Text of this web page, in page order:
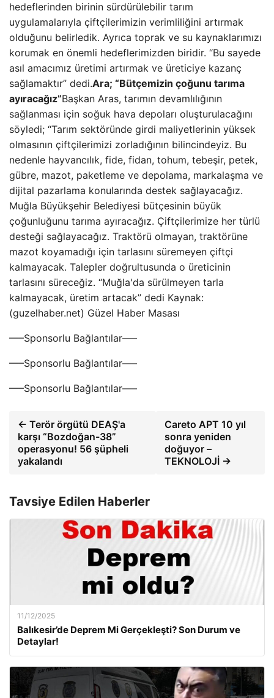
hedeflerinden birinin sürdürülebilir tarım
uygulamalarıyla çiftçilerimizin verimliliğini artırmak
olduğunu belirledik. Ayrıca toprak ve su kaynaklarımızı
korumak en önemli hedeflerimizden biridir. “Bu sayede
asıl amacımız üretimi artırmak ve üreticiye kazanç
sağlamaktır” dedi.Ara; “Bütçemizin çoğunu tarıma
ayıracağız”Başkan Aras, tarımın devamlılığının
sağlanması için soğuk hava depoları oluşturulacağını
söyledi; “Tarım sektöründe girdi maliyetlerinin yüksek
olmasının çiftçilerimizi zorladığının bilincindeyiz. Bu
nedenle hayvancılık, fide, fidan, tohum, tebeşir, petek,
gübre, mazot, paketleme ve depolama, markalaşma ve
dijital pazarlama konularında destek sağlayacağız.
Muğla Büyükşehir Belediyesi bütçesinin büyük
çoğunluğunu tarıma ayıracağız. Çiftçilerimize her türlü
desteği sağlayacağız. Traktörü olmayan, traktörüne
mazot koyamadığı için tarlasını süremeyen çiftçi
kalmayacak. Talepler doğrultusunda o üreticinin
tarlasını süreceğiz. “Muğla'da sürülmeyen tarla
kalmayacak, üretim artacak” dedi Kaynak:
(guzelhaber.net) Güzel Haber Masası
—–Sponsorlu Bağlantılar—–
—–Sponsorlu Bağlantılar—–
—–Sponsorlu Bağlantılar—–
← Terör örgütü DEAŞ'a
karşı “Bozdoğan-38”
operasyonu! 56 şüpheli
yakalandı
Careto APT 10 yıl
sonra yeniden
doğuyor –
TEKNOLOJİ →
Tavsiye Edilen Haberler
11/12/2025
Balıkesir’de Deprem Mi Gerçekleşti? Son Durum ve
Detaylar!